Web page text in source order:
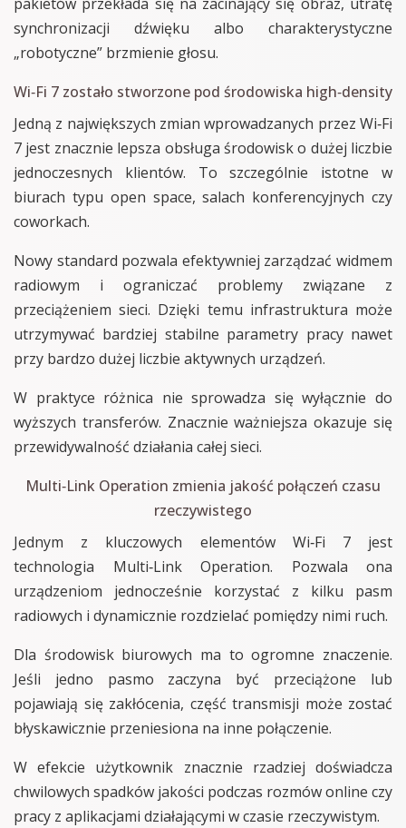
synchronizacji dźwięku albo charakterystyczne
„robotyczne” brzmienie głosu.
Wi‑Fi 7 zostało stworzone pod środowiska high‑density
Jedną z największych zmian wprowadzanych przez Wi‑Fi
7 jest znacznie lepsza obsługa środowisk o dużej liczbie
jednoczesnych klientów. To szczególnie istotne w
biurach typu open space, salach konferencyjnych czy
coworkach.
Nowy standard pozwala efektywniej zarządzać widmem
radiowym i ograniczać problemy związane z
przeciążeniem sieci. Dzięki temu infrastruktura może
utrzymywać bardziej stabilne parametry pracy nawet
przy bardzo dużej liczbie aktywnych urządzeń.
W praktyce różnica nie sprowadza się wyłącznie do
wyższych transferów. Znacznie ważniejsza okazuje się
przewidywalność działania całej sieci.
Multi‑Link Operation zmienia jakość połączeń czasu
rzeczywistego
Jednym z kluczowych elementów Wi‑Fi 7 jest
technologia Multi‑Link Operation. Pozwala ona
urządzeniom jednocześnie korzystać z kilku pasm
radiowych i dynamicznie rozdzielać pomiędzy nimi ruch.
Dla środowisk biurowych ma to ogromne znaczenie.
Jeśli jedno pasmo zaczyna być przeciążone lub
pojawiają się zakłócenia, część transmisji może zostać
błyskawicznie przeniesiona na inne połączenie.
W efekcie użytkownik znacznie rzadziej doświadcza
chwilowych spadków jakości podczas rozmów online czy
pracy z aplikacjami działającymi w czasie rzeczywistym.